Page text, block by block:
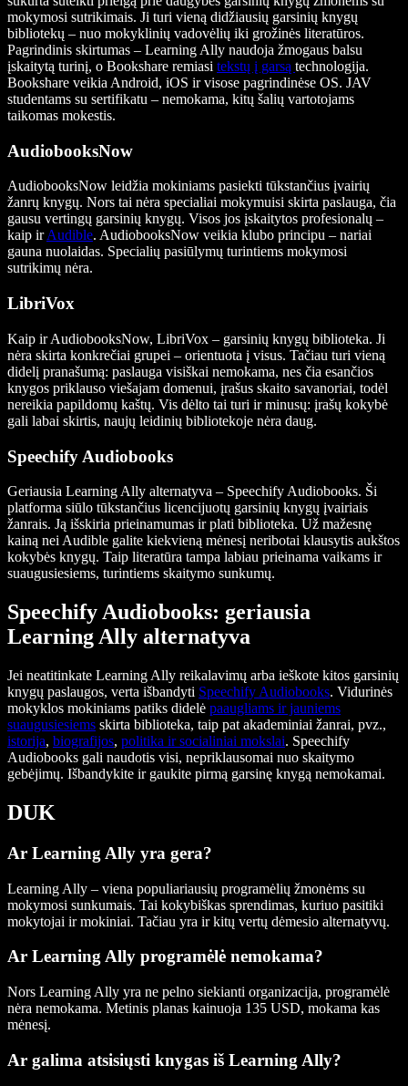
mokymosi sutrikimais. Ji turi vieną didžiausių garsinių knygų
bibliotekų – nuo mokyklinių vadovėlių iki grožinės literatūros.
Pagrindinis skirtumas – Learning Ally naudoja žmogaus balsu
įskaitytą turinį, o Bookshare remiasi tekstų į garsą technologija.
Bookshare veikia Android, iOS ir visose pagrindinėse OS. JAV
studentams su sertifikatu – nemokama, kitų šalių vartotojams
taikomas mokestis.
AudiobooksNow
AudiobooksNow leidžia mokiniams pasiekti tūkstančius įvairių
žanrų knygų. Nors tai nėra specialiai mokymuisi skirta paslauga, čia
gausu vertingų garsinių knygų. Visos jos įskaitytos profesionalų –
kaip irAudible. AudiobooksNow veikia klubo principu – nariai
gauna nuolaidas. Specialių pasiūlymų turintiems mokymosi
sutrikimų nėra.
LibriVox
Kaip ir AudiobooksNow, LibriVox – garsinių knygų biblioteka. Ji
nėra skirta konkrečiai grupei – orientuota į visus. Tačiau turi vieną
didelį pranašumą: paslauga visiškai nemokama, nes čia esančios
knygos priklauso viešajam domenui, įrašus skaito savanoriai, todėl
nereikia papildomų kaštų. Vis dėlto tai turi ir minusų: įrašų kokybė
gali labai skirtis, naujų leidinių bibliotekoje nėra daug.
Speechify Audiobooks
Geriausia Learning Ally alternatyva – Speechify Audiobooks. Ši
platforma siūlo tūkstančius licencijuotų garsinių knygų įvairiais
žanrais. Ją išskiria prieinamumas ir plati biblioteka. Už mažesnę
kainą nei Audible galite kiekvieną mėnesį neribotai klausytis aukštos
kokybės knygų. Taip literatūra tampa labiau prieinama vaikams ir
suaugusiesiems, turintiems skaitymo sunkumų.
Speechify Audiobooks: geriausia
Learning Ally alternatyva
Jei neatitinkate Learning Ally reikalavimų arba ieškote kitos garsinių
knygų paslaugos, verta išbandyti Speechify Audiobooks. Vidurinės
mokyklos mokiniams patiks didelė paaugliams ir jauniems
suaugusiesiems skirta biblioteka, taip pat akademiniai žanrai, pvz.,
istorija, biografijos, politika ir socialiniai mokslai. Speechify
Audiobooks gali naudotis visi, nepriklausomai nuo skaitymo
gebėjimų. Išbandykite ir gaukite pirmą garsinę knygą nemokamai.
DUK
Ar Learning Ally yra gera?
Learning Ally – viena populiariausių programėlių žmonėms su
mokymosi sunkumais. Tai kokybiškas sprendimas, kuriuo pasitiki
mokytojai ir mokiniai. Tačiau yra ir kitų vertų dėmesio alternatyvų.
Ar Learning Ally programėlė nemokama?
Nors Learning Ally yra ne pelno siekianti organizacija, programėlė
nėra nemokama. Metinis planas kainuoja 135 USD, mokama kas
mėnesį.
Ar galima atsisiųsti knygas iš Learning Ally?